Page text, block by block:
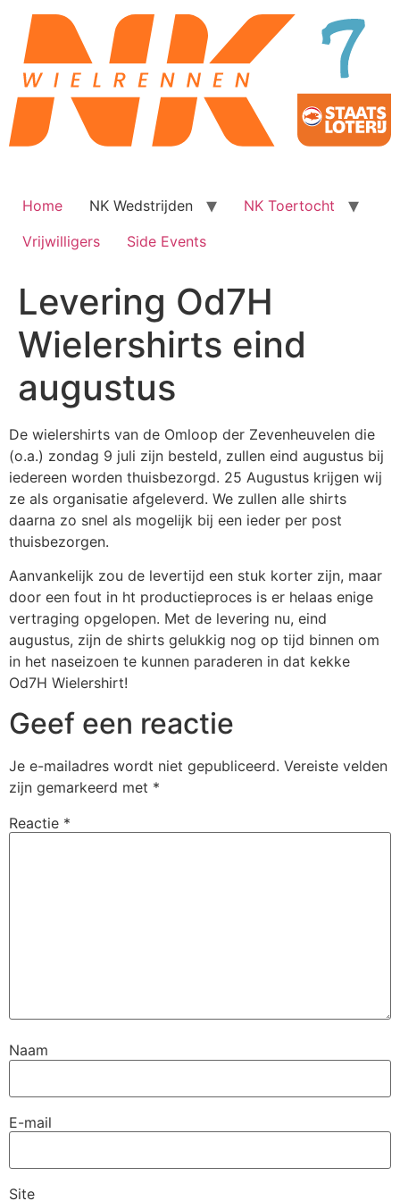
naar
inhoud
Home NK Wedstrijden
NK Toertocht
Vrijwilligers
Side Events
Levering Od7H
Wielershirts eind
augustus
De wielershirts van de Omloop der Zevenheuvelen die
(o.a.) zondag 9 juli zijn besteld, zullen eind augustus bij
iedereen worden thuisbezorgd. 25 Augustus krijgen wij
ze als organisatie afgeleverd. We zullen alle shirts
daarna zo snel als mogelijk bij een ieder per post
thuisbezorgen.
Aanvankelijk zou de levertijd een stuk korter zijn, maar
door een fout in ht productieproces is er helaas enige
vertraging opgelopen. Met de levering nu, eind
augustus, zijn de shirts gelukkig nog op tijd binnen om
in het naseizoen te kunnen paraderen in dat kekke
Od7H Wielershirt!
Geef een reactie
Je e-mailadres wordt niet gepubliceerd. Vereiste velden
zijn gemarkeerd met *
Reactie *
Naam
E-mail
Site